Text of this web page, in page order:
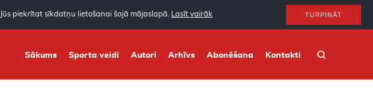
piekrītat sīkdatņu lietošanai šajā mājaslapā. Lasīt vairāk TURPINĀT
Sākums Sporta veidi Autori Arhīvs Abonēšana Kontakti